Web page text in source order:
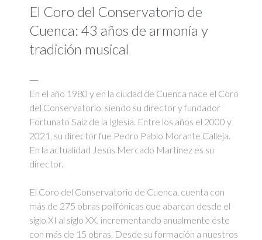
El Coro del Conservatorio de
Cuenca: 43 años de armoní­a y
tradición musical
En el año 1980 y en la ciudad de Cuenca nace el Coro
del Conservatorio, siendo su director y fundador
Fortunato Saiz de la Iglesia. Entre los años el 2000 y
2021, su director fue Pedro Pablo Morante Calleja.
En la actualidad Jesús Mercado Martínez es su
director.
El Coro del Conservatorio de Cuenca, cuenta con
más de 275 obras polifónicas que abarcan desde el
siglo XI al siglo XX, incrementando anualmente éste
con más de 15 obras. Desde su formación a nuestros